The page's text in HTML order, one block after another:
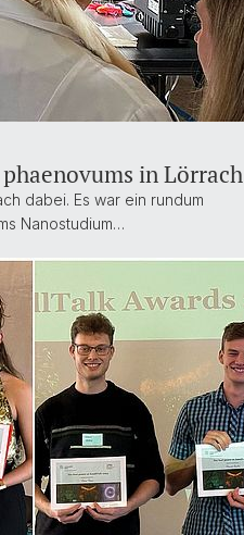
in Lörrach
dabei. Es war ein rundum
Nanostudium…